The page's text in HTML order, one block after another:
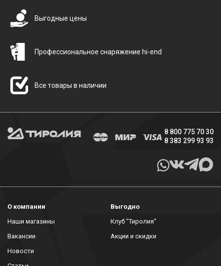
Выгодные цены
Профессиональное снаряжение hi-end
Все товары в наличии
8 800 775 70 30
8 383 299 93 93
О компании
Наши магазины
Вакансии
Новости
Выгодно
Клуб "Тиролия"
Акции и скидки